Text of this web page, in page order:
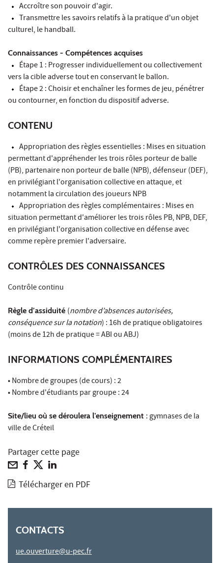
Accroître son pouvoir d'agir.
Transmettre les savoirs relatifs à la pratique d'un objet
culturel, le handball.
Connaissances - Compétences acquises
Étape 1 : Progresser individuellement ou collectivement
vers la cible adverse tout en conservant le ballon.
Étape 2 : Choisir et enchaîner les formes de jeu, pénétrer
ou contourner, en fonction du dispositif adverse.
CONTENU
Appropriation des règles essentielles : Mises en situation
permettant d'appréhender les trois rôles porteur de balle
(PB), partenaire non porteur de balle (NPB), défenseur (DEF),
en privilégiant l'organisation collective en attaque, et
notamment la circulation des joueurs NPB
Appropriation des règles complémentaires : Mises en
situation permettant d'améliorer les trois rôles PB, NPB, DEF,
en privilégiant l'organisation collective en défense avec
comme repère premier l'adversaire.
CONTRÔLES DES CONNAISSANCES
Contrôle continu
Règle d’assiduité (nombre d’absences autorisées,
conséquence sur la notation) : 16h de pratique obligatoires
(moins de 12h de pratique = ABI ou ABJ)
INFORMATIONS COMPLÉMENTAIRES
• Nombre de groupes (de cours) : 2
• Nombre d'étudiants par groupe : 24
Site/lieu où se déroulera l’enseignement : gymnases de la
ville de Créteil
Partager cette page
Télécharger en PDF
CONTACTS
ue.ouverture@u-pec.fr